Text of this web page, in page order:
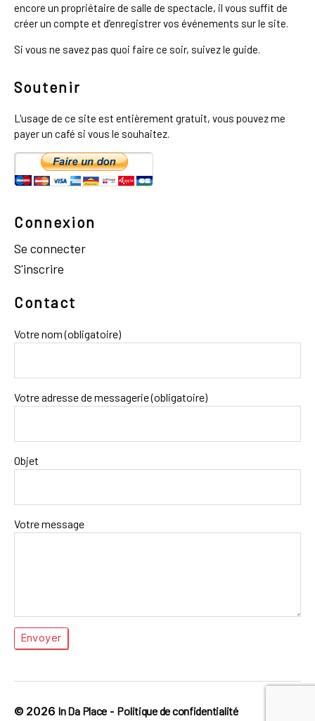
encore un propriétaire de salle de spectacle, il vous suffit de
créer un compte et d’enregistrer vos événements sur le site.
Si vous ne savez pas quoi faire ce soir, suivez le guide.
Soutenir
L'usage de ce site est entièrement gratuit, vous pouvez me
payer un café si vous le souhaitez.
Connexion
Se connecter
S'inscrire
Contact
Votre nom (obligatoire)
Votre adresse de messagerie (obligatoire)
Objet
Votre message
© 2026 In Da Place - Politique de confidentialité